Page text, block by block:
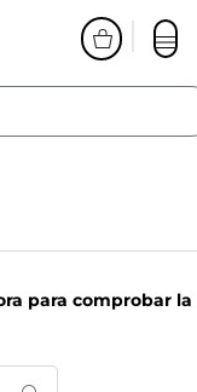
para comprobar la